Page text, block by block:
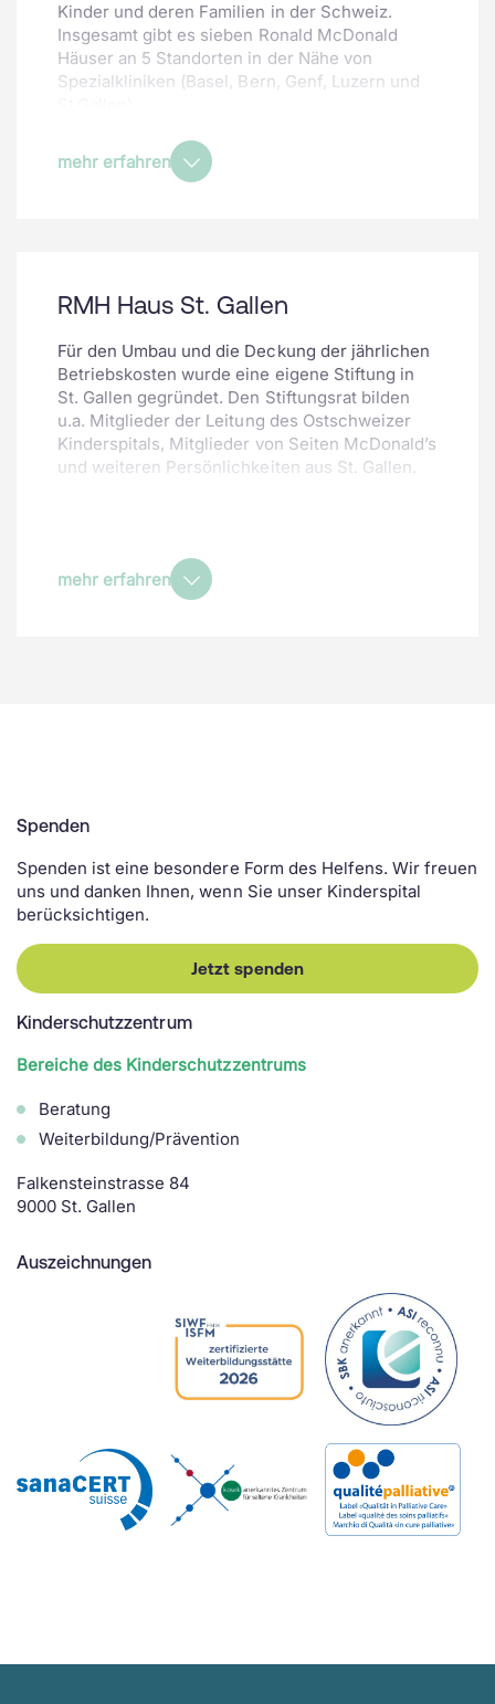
Kinder und deren Familien in der Schweiz.
Insgesamt gibt es sieben Ronald McDonald
Häuser an 5 Standorten in der Nähe von
Spezialkliniken (Basel, Bern, Genf, Luzern und
Mehr über die Ronald McDonald Häuser
mehr erfahren
RMH Haus St. Gallen
Für den Umbau und die Deckung der jährlichen
Betriebskosten wurde eine eigene Stiftung in
St. Gallen gegründet. Den Stiftungsrat bilden
u.a. Mitglieder der Leitung des Ostschweizer
Kinderspitals, Mitglieder von Seiten McDonald’s
und weiteren Persönlichkeiten aus St. Gallen.
Jahren der Ronald McDonald Kinderstiftung
mietfrei zur Verfügung.
mehr erfahren
Spenden
Spenden ist eine besondere Form des Helfens. Wir freuen
uns und danken Ihnen, wenn Sie unser Kinderspital
berücksichtigen.
Jetzt spenden
Kinderschutzzentrum
Bereiche des Kinderschutzzentrums
Beratung
Weiterbildung/Prävention
Falkensteinstrasse 84
9000 St. Gallen
Auszeichnungen